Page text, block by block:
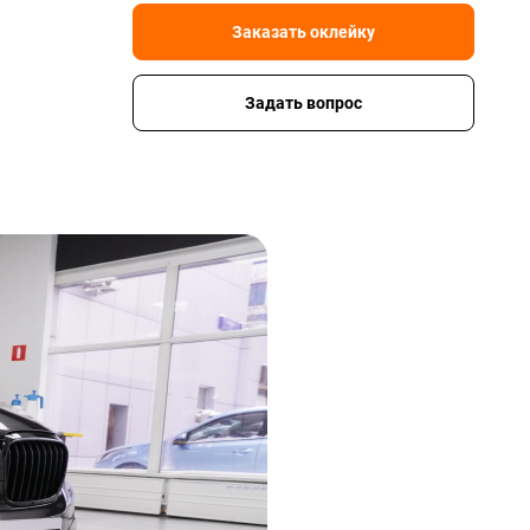
Заказать оклейку
Задать вопрос